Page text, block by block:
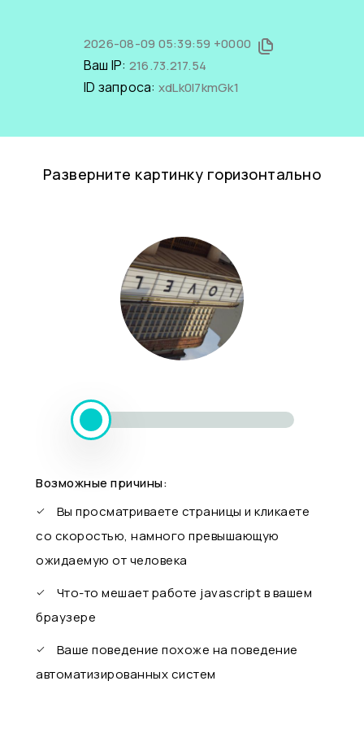
2026-08-09 05:39:59 +0000
Ваш IP: 216.73.217.54
ID запроса: xdLk0l7kmGk1
Разверните картинку горизонтально
Возможные причины:
Вы просматриваете страницы и кликаете
со скоростью, намного превышающую
ожидаемую от человека
Что-то мешает работе javascript в вашем
браузере
Ваше поведение похоже на поведение
автоматизированных систем